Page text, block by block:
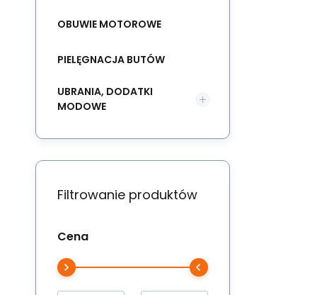
OBUWIE MOTOROWE
PIELĘGNACJA BUTÓW
UBRANIA, DODATKI
MODOWE
Filtrowanie produktów
Cena